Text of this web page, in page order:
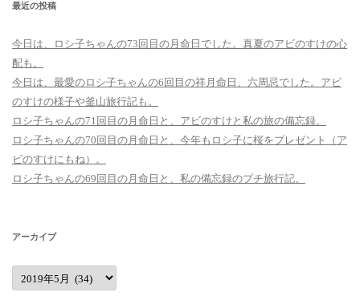
最近の投稿
今日は、ロシ子ちゃんの73回目の月命日でした。真夏のアビのすけの心
配も。
今日は、最愛のロシ子ちゃんの6回目の祥月命日、六周忌でした。アビ
のすけの様子や釜山旅行記も。
ロシ子ちゃんの71回目の月命日と、アビのすけと私の旅の備忘録。
ロシ子ちゃんの70回目の月命日と、今年もロシ子に桜をプレゼント（ア
ビのすけにもね）。
ロシ子ちゃんの69回目の月命日と、私の備忘録のプチ旅行記。
アーカイブ
ア
ー
カ